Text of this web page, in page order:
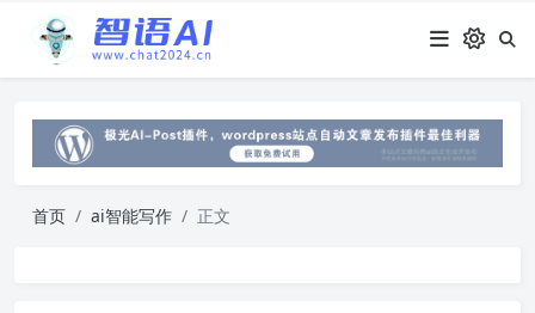
首页 ai智能写作 正文